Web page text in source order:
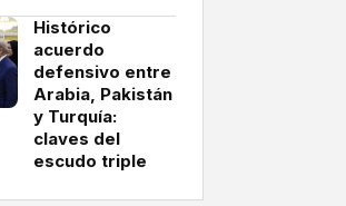
Histórico
acuerdo
defensivo entre
Arabia, Pakistán
y Turquía:
claves del
escudo triple